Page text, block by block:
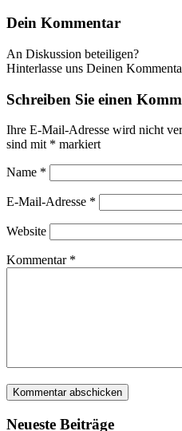
Dein Kommentar
An Diskussion beteiligen?
Hinterlasse uns Deinen
Schreiben Sie einen
Ihre E-Mail-Adresse wird nicht
sind mit * markiert
Name *
E-Mail-Adresse *
Website
Kommentar *
Neueste Beiträge